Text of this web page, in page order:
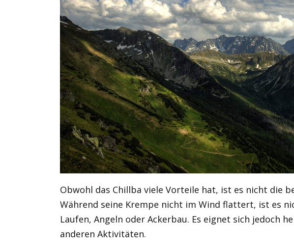
Obwohl das Chillba viele Vorteile hat, ist es nicht die
Während seine Krempe nicht im Wind flattert, ist es
Laufen, Angeln oder Ackerbau. Es eignet sich jedoch
anderen Aktivitäten.